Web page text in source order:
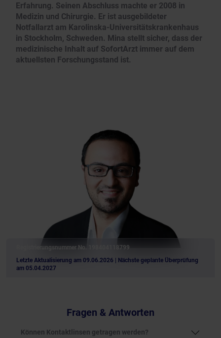
Erfahrung. Seinen Abschluss machte er 2008 in
Medizin und Chirurgie. Er ist ausgebildeter
Notfallarzt am Karolinska-Universitätskrankenhaus
in Stockholm, Schweden. Mina stellt sicher, dass der
medizinische Inhalt auf SofortArzt immer auf dem
aktuellsten Forschungsstand ist.
Letzte Aktualisierung am 09.06.2026
| Nächste geplante Überprüfung
am 05.04.2027
Registrierungsnummer No. 198404118799
Fragen & Antworten
Können Kontaktlinsen getragen werden?